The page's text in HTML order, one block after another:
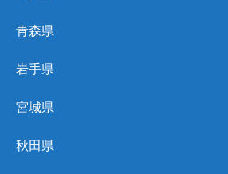
青森県
岩手県
宮城県
秋田県